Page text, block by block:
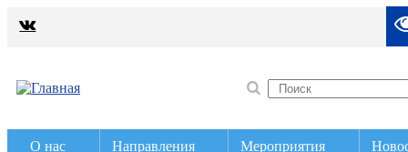
О нас Направления Мероприятия